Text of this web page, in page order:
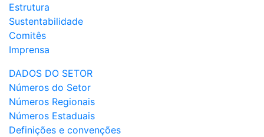
Estrutura
Sustentabilidade
Comitês
Imprensa
DADOS DO SETOR
Números do Setor
Números Regionais
Números Estaduais
Definições e convenções